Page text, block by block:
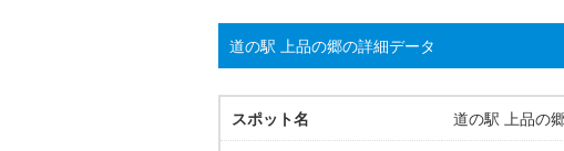
道の駅 上品の郷の詳細データ
スポット名 道の駅 上品の